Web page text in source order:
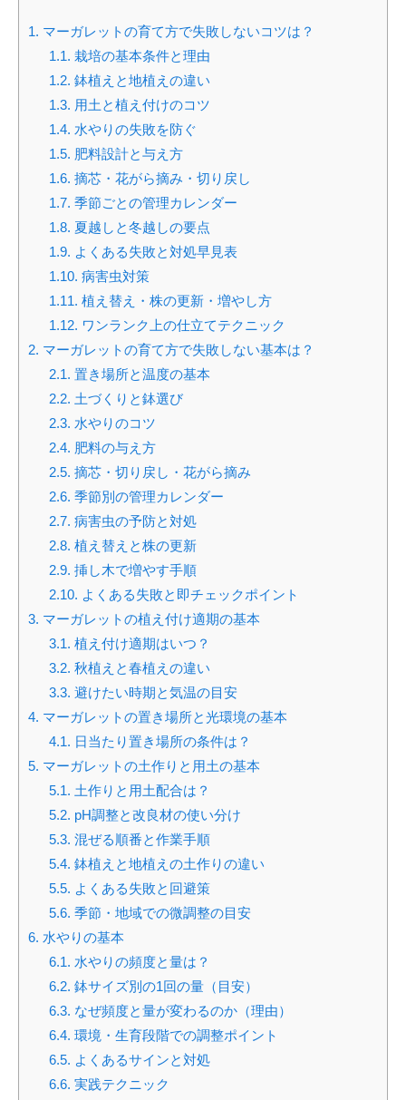
1. マーガレットの育て方で失敗しないコツは？
1.1. 栽培の基本条件と理由
1.2. 鉢植えと地植えの違い
1.3. 用土と植え付けのコツ
1.4. 水やりの失敗を防ぐ
1.5. 肥料設計と与え方
1.6. 摘芯・花がら摘み・切り戻し
1.7. 季節ごとの管理カレンダー
1.8. 夏越しと冬越しの要点
1.9. よくある失敗と対処早見表
1.10. 病害虫対策
1.11. 植え替え・株の更新・増やし方
1.12. ワンランク上の仕立てテクニック
2. マーガレットの育て方で失敗しない基本は？
2.1. 置き場所と温度の基本
2.2. 土づくりと鉢選び
2.3. 水やりのコツ
2.4. 肥料の与え方
2.5. 摘芯・切り戻し・花がら摘み
2.6. 季節別の管理カレンダー
2.7. 病害虫の予防と対処
2.8. 植え替えと株の更新
2.9. 挿し木で増やす手順
2.10. よくある失敗と即チェックポイント
3. マーガレットの植え付け適期の基本
3.1. 植え付け適期はいつ？
3.2. 秋植えと春植えの違い
3.3. 避けたい時期と気温の目安
4. マーガレットの置き場所と光環境の基本
4.1. 日当たり置き場所の条件は？
5. マーガレットの土作りと用土の基本
5.1. 土作りと用土配合は？
5.2. pH調整と改良材の使い分け
5.3. 混ぜる順番と作業手順
5.4. 鉢植えと地植えの土作りの違い
5.5. よくある失敗と回避策
5.6. 季節・地域での微調整の目安
6. 水やりの基本
6.1. 水やりの頻度と量は？
6.2. 鉢サイズ別の1回の量（目安）
6.3. なぜ頻度と量が変わるのか（理由）
6.4. 環境・生育段階での調整ポイント
6.5. よくあるサインと対処
6.6. 実践テクニック